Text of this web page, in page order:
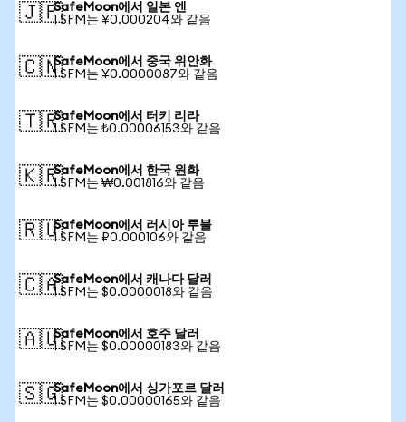
🇯🇵SafeMoon에서 일본 엔
1 SFM는 ¥0.000204와 같음
🇨🇳SafeMoon에서 중국 위안화
1 SFM는 ¥0.0000087와 같음
🇹🇷SafeMoon에서 터키 리라
1 SFM는 ₺0.00006153와 같음
🇰🇷SafeMoon에서 한국 원화
1 SFM는 ₩0.001816와 같음
🇷🇺SafeMoon에서 러시아 루블
1 SFM는 ₽0.000106와 같음
🇨🇦SafeMoon에서 캐나다 달러
1 SFM는 $0.0000018와 같음
🇦🇺SafeMoon에서 호주 달러
1 SFM는 $0.00000183와 같음
🇸🇬SafeMoon에서 싱가포르 달러
1 SFM는 $0.00000165와 같음